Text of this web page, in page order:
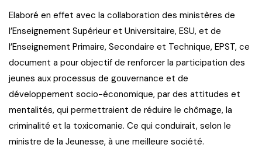
Elaboré en effet avec la collaboration des ministères de
l’Enseignement Supérieur et Universitaire, ESU, et de
l’Enseignement Primaire, Secondaire et Technique, EPST, ce
document a pour objectif de renforcer la participation des
jeunes aux processus de gouvernance et de
développement socio-économique, par des attitudes et
mentalités, qui permettraient de réduire le chômage, la
criminalité et la toxicomanie. Ce qui conduirait, selon le
ministre de la Jeunesse, à une meilleure société.